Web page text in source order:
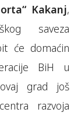
Kakanj,
saveza
će domaćin
BiH u
grad još
razvoja